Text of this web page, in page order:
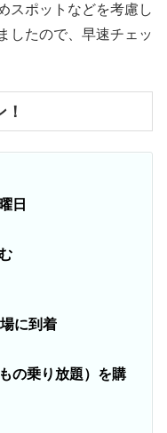
スポットなどを考慮し
したので、早速チェッ
日
に到着
の乗り放題）を購